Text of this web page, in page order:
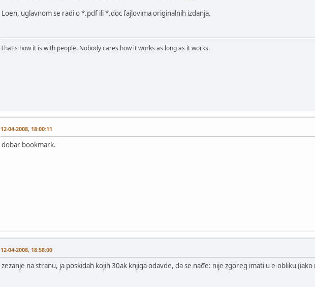
Loen, uglavnom se radi o *.pdf ili *.doc fajlovima originalnih izdanja.
That's how it is with people. Nobody cares how it works as long as it works.
12-04-2008, 18:00:11
dobar bookmark.
12-04-2008, 18:58:00
zezanje na stranu, ja poskidah kojih 30ak knjiga odavde, da se nađe: nije zgoreg imati u e-obliku